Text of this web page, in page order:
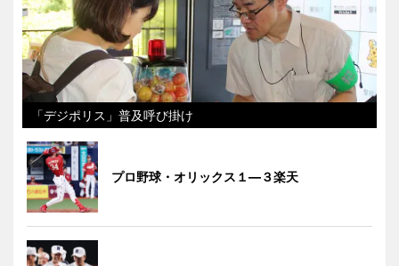
「デジポリス」普及呼び掛け
プロ野球・オリックス１―３楽天